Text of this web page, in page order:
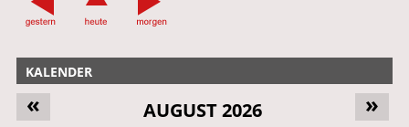
KALENDER
»
« AUGUST 2026